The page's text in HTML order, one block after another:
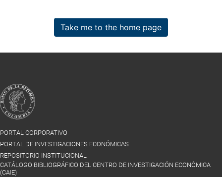
Take me to the home page
PORTAL CORPORATIVO
PORTAL DE INVESTIGACIONES ECONÓMICAS
REPOSITORIO INSTITUCIONAL
CATÁLOGO BIBLIOGRÁFICO DEL CENTRO DE INVESTIGACIÓN ECONÓMICA
(CAIE)